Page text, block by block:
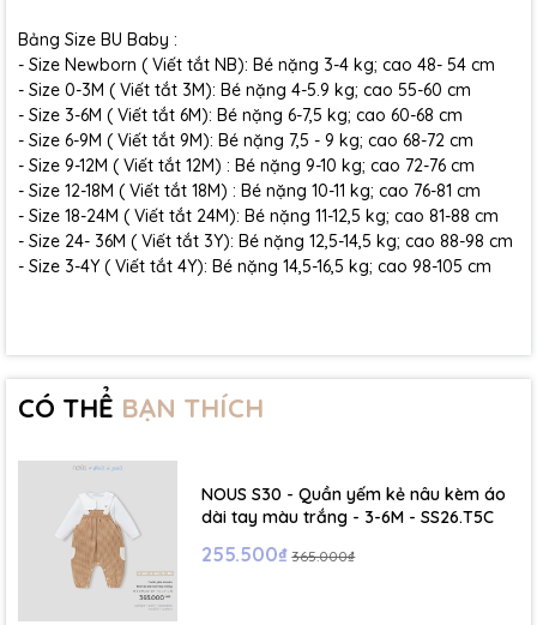
Bảng Size BU Baby :
- Size Newborn ( Viết tắt NB): Bé nặng 3-4 kg; cao 48- 54 cm
- Size 0-3M ( Viết tắt 3M): Bé nặng 4-5.9 kg; cao 55-60 cm
- Size 3-6M ( Viết tắt 6M): Bé nặng 6-7,5 kg; cao 60-68 cm
- Size 6-9M ( Viết tắt 9M): Bé nặng 7,5 - 9 kg; cao 68-72 cm
- Size 9-12M ( Viết tắt 12M) : Bé nặng 9-10 kg; cao 72-76 cm
- Size 12-18M ( Viết tắt 18M) : Bé nặng 10-11 kg; cao 76-81 cm
- Size 18-24M ( Viết tắt 24M): Bé nặng 11-12,5 kg; cao 81-88 cm
- Size 24- 36M ( Viết tắt 3Y): Bé nặng 12,5-14,5 kg; cao 88-98 cm
- Size 3-4Y ( Viết tắt 4Y): Bé nặng 14,5-16,5 kg; cao 98-105 cm
CÓ THỂ BẠN THÍCH
NOUS S30 - Quần yếm kẻ nâu kèm áo
dài tay màu trắng - 3-6M - SS26.T5C
255.500₫ 365.000₫